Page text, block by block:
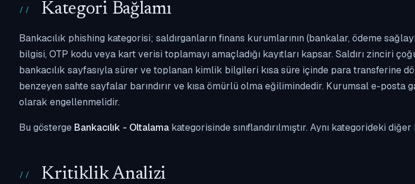
Kategori Bağlamı
Bankacılık phishing kategorisi; saldırganların finans kurumlarının (bankalar, ödeme
bilgisi, OTP kodu veya kart verisi toplamayı amaçladığı kayıtları kapsar. Saldırı zinciri
bankacılık sayfasıyla sürer ve toplanan kimlik bilgileri kısa süre içinde para transferine
benzeyen sahte sayfalar barındırır ve kısa ömürlü olma eğilimindedir. Kurumsal e-
olarak engellenmelidir.
Bu gösterge Bankacılık - Oltalama kategorisinde sınıflandırılmıştır. Aynı kategorideki
Kritiklik Analizi